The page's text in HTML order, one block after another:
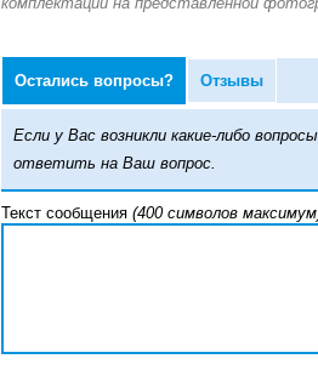
Остались вопросы? Отзывы
Если у Вас возникли какие-либо
ответить на Ваш вопрос.
Текст сообщения (400 символов